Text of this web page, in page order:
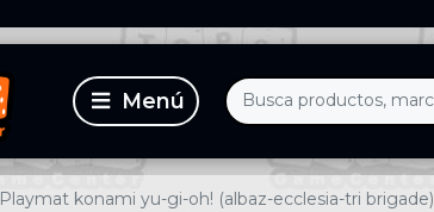
Playmat konami yu-gi-oh! (albaz-ecclesia-tri brigade)